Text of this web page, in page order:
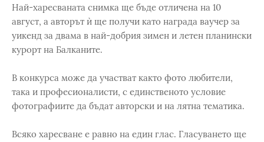
Най-харесваната снимка ще бъде отличена на 10
август, а авторът ѝ ще получи като награда ваучер за
уикенд за двама в най-добрия зимен и летен планински
курорт на Балканите.
В конкурса може да участват както фото любители,
така и професионалисти, с единственото условие
фотографиите да бъдат авторски и на лятна тематика.
Всяко харесване е равно на един глас. Гласуването ще